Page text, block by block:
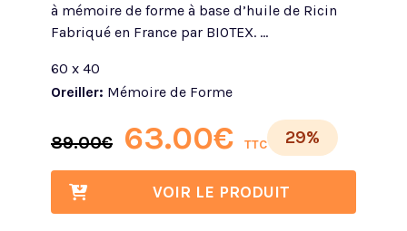
à mémoire de forme à base d’huile de Ricin
Fabriqué en France par BIOTEX. ...
60 x 40
Oreiller: Mémoire de Forme
89.00€ 63.00€ TTC 29%
VOIR LE PRODUIT